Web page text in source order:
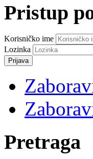
Pristup
Korisničko ime
Lozinka
Prijava
Pretraga